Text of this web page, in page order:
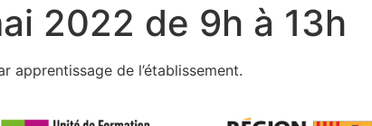
2022 de 9h à 13h
apprentissage de l’établissement.